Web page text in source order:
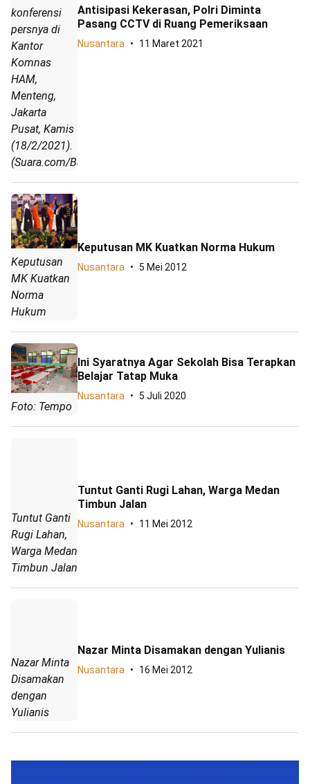
konferensi
persnya di
Kantor
Komnas
HAM,
Menteng,
Jakarta
Pusat, Kamis
(18/2/2021).
(Suara.com/Bagaskara)
Antisipasi Kekerasan, Polri Diminta
Pasang CCTV di Ruang Pemeriksaan
Nusantara 11 Maret 2021
Keputusan
MK Kuatkan
Norma
Hukum
Keputusan MK Kuatkan Norma Hukum
Nusantara 5 Mei 2012
Foto: Tempo
Ini Syaratnya Agar Sekolah Bisa Terapkan
Belajar Tatap Muka
Nusantara 5 Juli 2020
Tuntut Ganti
Rugi Lahan,
Warga Medan
Timbun Jalan
Tuntut Ganti Rugi Lahan, Warga Medan
Timbun Jalan
Nusantara 11 Mei 2012
Nazar Minta
Disamakan
dengan
Yulianis
Nazar Minta Disamakan dengan Yulianis
Nusantara 16 Mei 2012